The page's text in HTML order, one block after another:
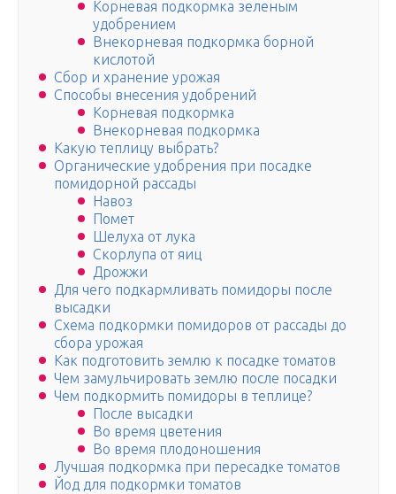
Корневая подкормка зеленым
удобрением
Внекорневая подкормка борной
кислотой
Сбор и хранение урожая
Способы внесения удобрений
Корневая подкормка
Внекорневая подкормка
Какую теплицу выбрать?
Органические удобрения при посадке
помидорной рассады
Навоз
Помет
Шелуха от лука
Скорлупа от яиц
Дрожжи
Для чего подкармливать помидоры после
высадки
Схема подкормки помидоров от рассады до
сбора урожая
Как подготовить землю к посадке томатов
Чем замульчировать землю после посадки
Чем подкормить помидоры в теплице?
После высадки
Во время цветения
Во время плодоношения
Лучшая подкормка при пересадке томатов
Йод для подкормки томатов